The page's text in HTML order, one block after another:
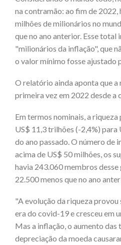
na contramão: ao fim de 2022,
milhões de milionários no
que no ano anterior. Esse total
"milionários da inflação", que
o valor mínimo fosse ajustado
O relatório ainda aponta que
primeira vez em 2022 desde a
Em termos nominais, a
US$ 11,3 trilhões (-2,4%)
do ano passado. O número de
acima de US$ 50 milhões, os
havia 243.060 membros desse
22.500 menos que no ano
"A evolução da riqueza
era do covid-19 e cresceu em
Mas a inflação, o aumento das
depreciação da moeda